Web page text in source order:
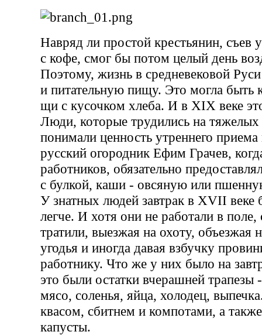
Навряд ли простой крестьянин, съев
с кофе, смог бы потом целый день
Поэтому, жизнь в средневековой
и питательную пищу. Это могла быть
щи с кусочком хлеба. И в ХIХ веке
Люди, которые трудились на тяжелых
понимали ценность утреннего
русский огородник Ефим Грачев,
работников, обязательно
с булкой, каши - овсяную или
У знатных людей завтрак в ХVII веке
легче. И хотя они не работали в
тратили, выезжая на охоту, объезжая
угодья и иногда давая взбучку
работнику. Что же у них было на
это были остатки вчерашней трапезы
мясо, соленья, яйца, холодец,
квасом, сбитнем и компотами, а
капусты.